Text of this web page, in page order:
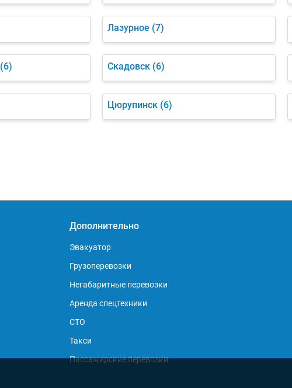
Лазурное (7)
(6) Скадовск (6)
Цюрупинск (6)
Дополнительно
Эвакуатор
Грузоперевозки
Негабаритные перевозки
Аренда спецтехники
СТО
Такси
Пассажирские перевозки